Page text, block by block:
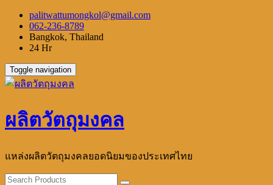
Skip
content
palitwattumongkol@gmail.com
062-236-8789
Bangkok, Thailand
24 Hr
Toggle navigation
ผลิตวัตถุมงคล
แหล่งผลิตวัตถุมงคลยอดนิยมของประเทศไทย